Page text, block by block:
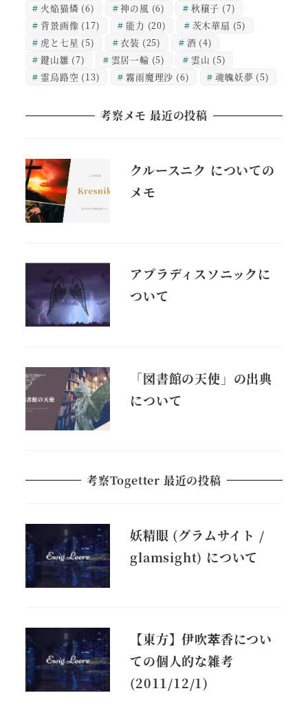
火焔猫燐 (6) 神の風 (6) 秋穣子 (7)
背景画像 (17) 能力 (20) 茨木華扇 (5)
虎と七星 (5) 衣装 (25) 酒 (4)
鍵山雛 (7) 雲居一輪 (5) 雲山 (5)
霊烏路空 (13) 霧雨魔理沙 (6) 魂魄妖夢 (5)
考察メモ 最近の投稿
クルースニク についての
メモ
アプラディスソニックに
ついて
「図書館の天使」の出典
について
考察Togetter 最近の投稿
妖精眼 (グラムサイト /
glamsight) について
【東方】伊吹萃香につい
ての個人的な雑考
(2011/12/1)